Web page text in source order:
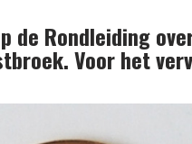
de Rondleiding
Voor het